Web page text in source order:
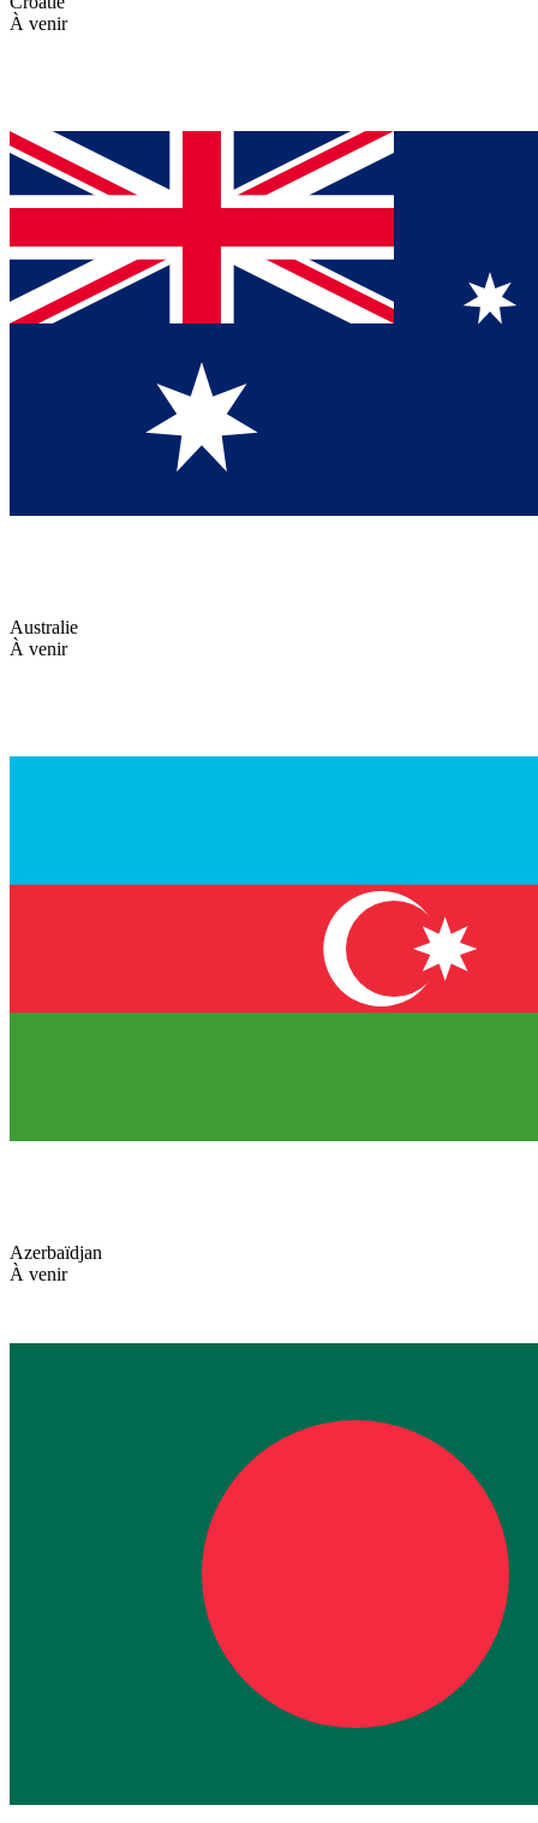
À venir
Australie
À venir
Azerbaïdjan
À venir